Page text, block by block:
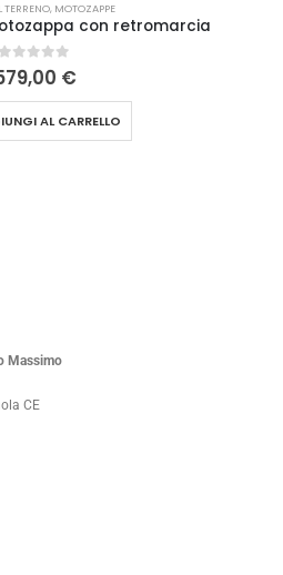
TERRENO, MOTOZAPPE
con retromarcia
Su 5 €
AL CARRELLO
Massimo
CE